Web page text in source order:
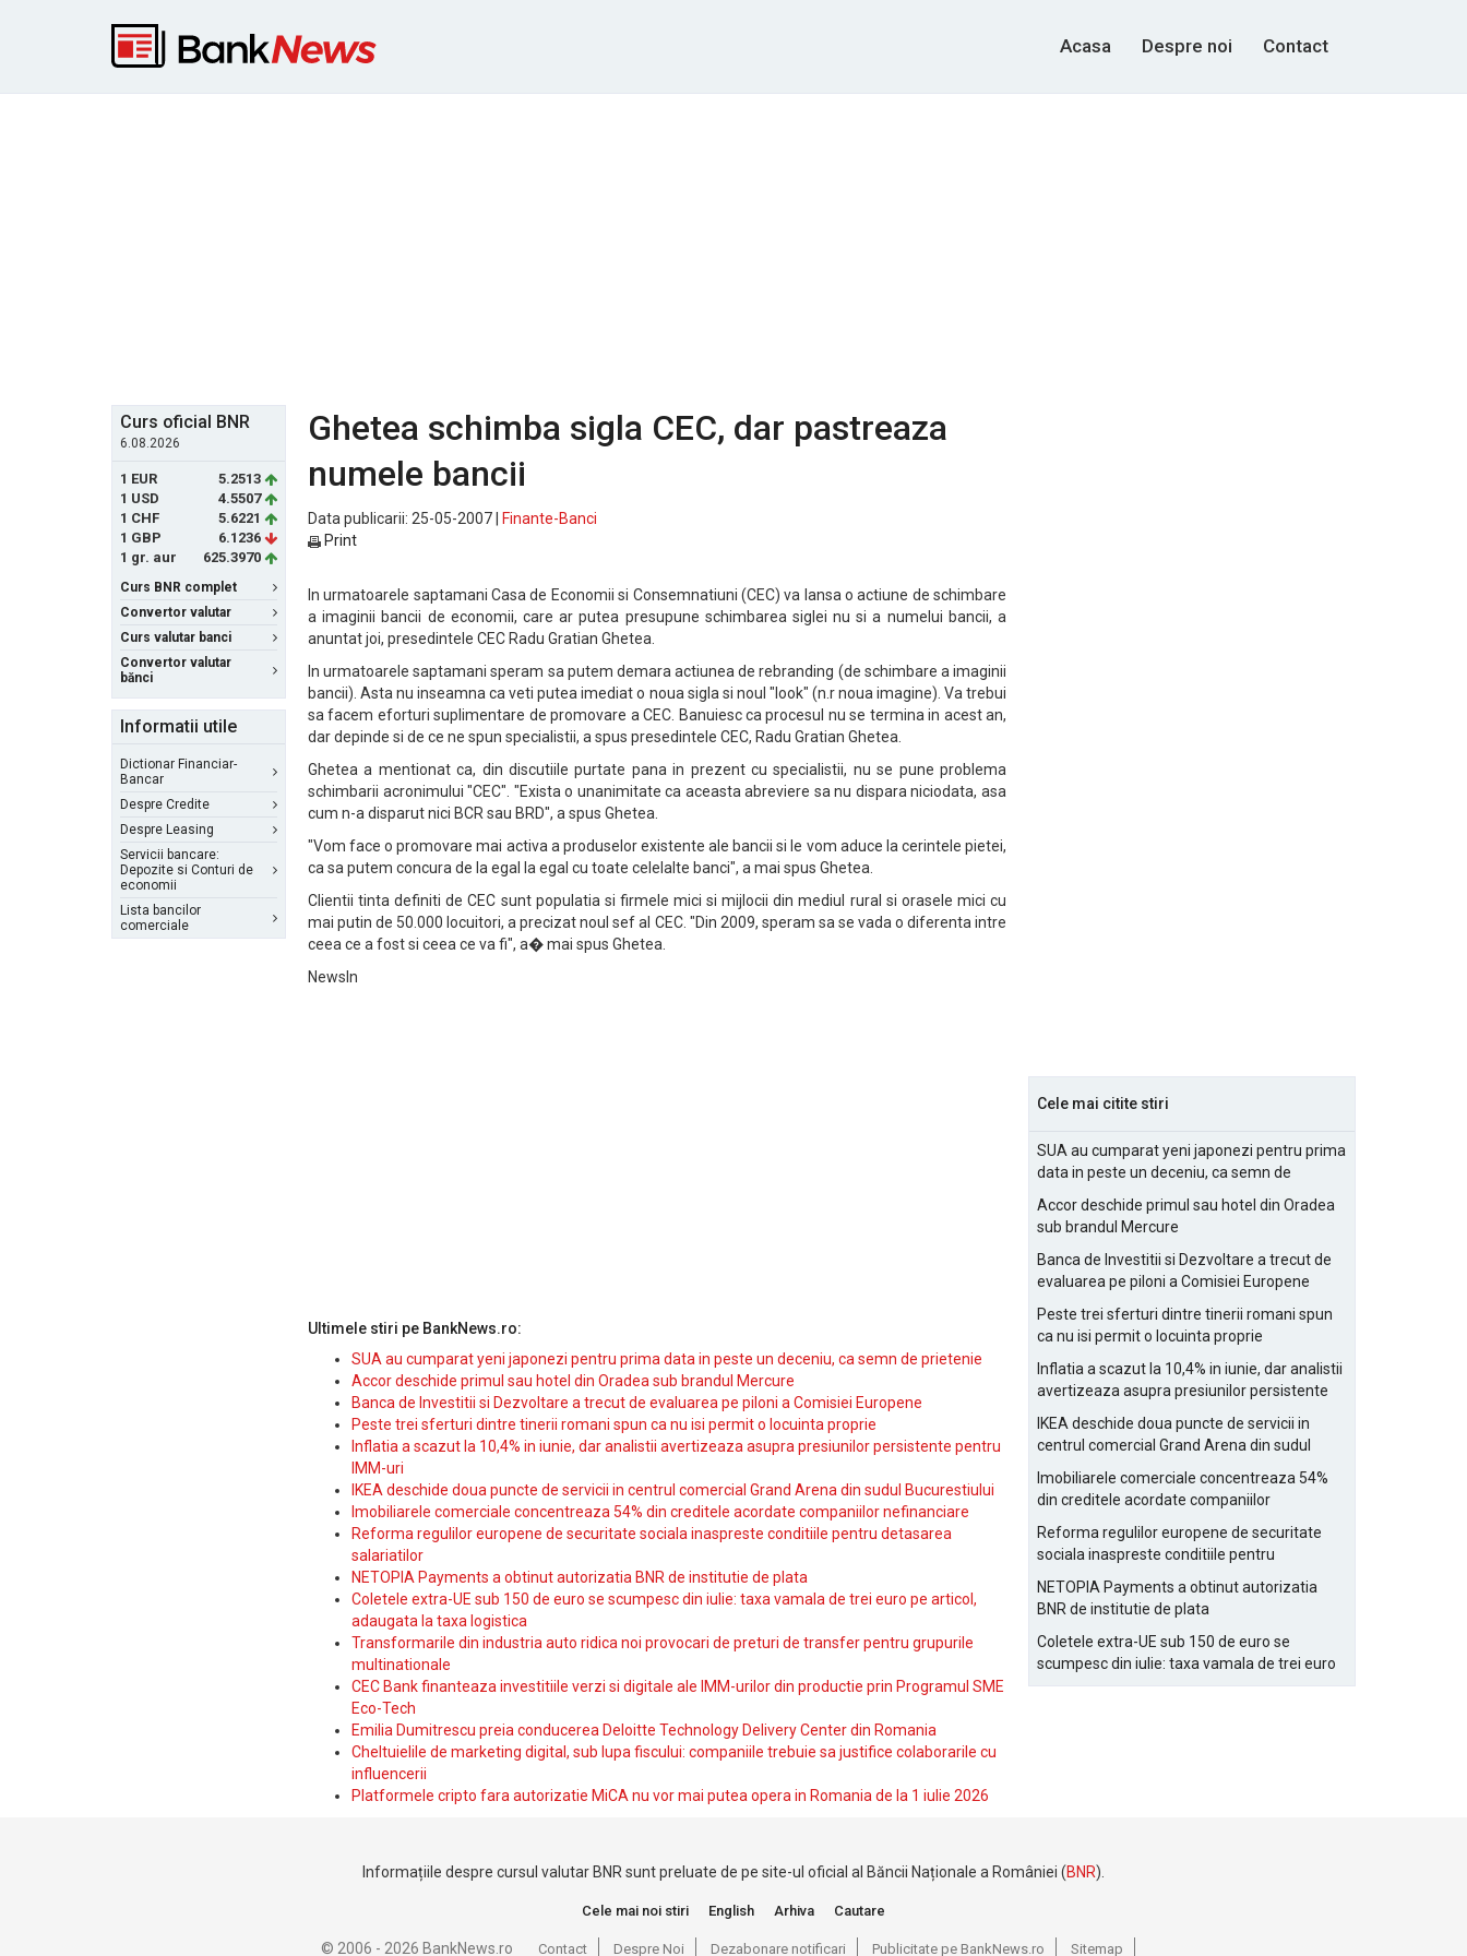
Acasa Despre noi Contact
Curs oficial BNR
6.08.2026
1 EUR
5.2513
1 USD
4.5507
1 CHF
5.6221
1 GBP
6.1236
1 gr. aur
625.3970
Curs BNR complet
Convertor valutar
Curs valutar banci
Convertor valutar
bănci
Informatii utile
Dictionar Financiar-
Bancar
Despre Credite
Despre Leasing
Servicii bancare:
Depozite si Conturi de
economii
Lista bancilor
comerciale
Ghetea schimba sigla CEC, dar pastreaza
numele bancii
Data publicarii: 25-05-2007 |
Finante-Banci
Print
In urmatoarele saptamani Casa de Economii si Consemnatiuni (CEC) va lansa o actiune de schimbare
a imaginii bancii de economii, care ar putea presupune schimbarea siglei nu si a numelui bancii, a
anuntat joi, presedintele CEC Radu Gratian Ghetea.
In urmatoarele saptamani speram sa putem demara actiunea de rebranding (de schimbare a imaginii
bancii). Asta nu inseamna ca veti putea imediat o noua sigla si noul "look" (n.r noua imagine). Va trebui
sa facem eforturi suplimentare de promovare a CEC. Banuiesc ca procesul nu se termina in acest an,
dar depinde si de ce ne spun specialistii, a spus presedintele CEC, Radu Gratian Ghetea.
Ghetea a mentionat ca, din discutiile purtate pana in prezent cu specialistii, nu se pune problema
schimbarii acronimului "CEC". "Exista o unanimitate ca aceasta abreviere sa nu dispara niciodata, asa
cum n-a disparut nici BCR sau BRD", a spus Ghetea.
"Vom face o promovare mai activa a produselor existente ale bancii si le vom aduce la cerintele pietei,
ca sa putem concura de la egal la egal cu toate celelalte banci", a mai spus Ghetea.
Clientii tinta definiti de CEC sunt populatia si firmele mici si mijlocii din mediul rural si orasele mici cu
mai putin de 50.000 locuitori, a precizat noul sef al CEC. "Din 2009, speram sa se vada o diferenta intre
ceea ce a fost si ceea ce va fi", a� mai spus Ghetea.
NewsIn
Ultimele stiri pe BankNews.ro:
SUA au cumparat yeni japonezi pentru prima data in peste un deceniu, ca semn de prietenie
Accor deschide primul sau hotel din Oradea sub brandul Mercure
Banca de Investitii si Dezvoltare a trecut de evaluarea pe piloni a Comisiei Europene
Peste trei sferturi dintre tinerii romani spun ca nu isi permit o locuinta proprie
Inflatia a scazut la 10,4% in iunie, dar analistii avertizeaza asupra presiunilor persistente pentru
IMM-uri
IKEA deschide doua puncte de servicii in centrul comercial Grand Arena din sudul Bucurestiului
Imobiliarele comerciale concentreaza 54% din creditele acordate companiilor nefinanciare
Reforma regulilor europene de securitate sociala inaspreste conditiile pentru detasarea
salariatilor
NETOPIA Payments a obtinut autorizatia BNR de institutie de plata
Coletele extra-UE sub 150 de euro se scumpesc din iulie: taxa vamala de trei euro pe articol,
adaugata la taxa logistica
Transformarile din industria auto ridica noi provocari de preturi de transfer pentru grupurile
multinationale
CEC Bank finanteaza investitiile verzi si digitale ale IMM-urilor din productie prin Programul SME
Eco-Tech
Emilia Dumitrescu preia conducerea Deloitte Technology Delivery Center din Romania
Cheltuielile de marketing digital, sub lupa fiscului: companiile trebuie sa justifice colaborarile cu
influencerii
Platformele cripto fara autorizatie MiCA nu vor mai putea opera in Romania de la 1 iulie 2026
Cele mai citite stiri
SUA au cumparat yeni japonezi pentru prima
data in peste un deceniu, ca semn de
Accor deschide primul sau hotel din Oradea
sub brandul Mercure
Banca de Investitii si Dezvoltare a trecut de
evaluarea pe piloni a Comisiei Europene
Peste trei sferturi dintre tinerii romani spun
ca nu isi permit o locuinta proprie
Inflatia a scazut la 10,4% in iunie, dar analistii
avertizeaza asupra presiunilor persistente
IKEA deschide doua puncte de servicii in
centrul comercial Grand Arena din sudul
Imobiliarele comerciale concentreaza 54%
din creditele acordate companiilor
Reforma regulilor europene de securitate
sociala inaspreste conditiile pentru
NETOPIA Payments a obtinut autorizatia
BNR de institutie de plata
Coletele extra-UE sub 150 de euro se
scumpesc din iulie: taxa vamala de trei euro
pe articol, adaugata la taxa logistica
Informațiile despre cursul valutar BNR sunt preluate de pe site-ul oficial al Băncii Naționale a României (BNR).
Cele mai noi stiri English Arhiva Cautare
© 2006 - 2026 BankNews.ro Contact Despre Noi Dezabonare notificari Publicitate pe BankNews.ro Sitemap